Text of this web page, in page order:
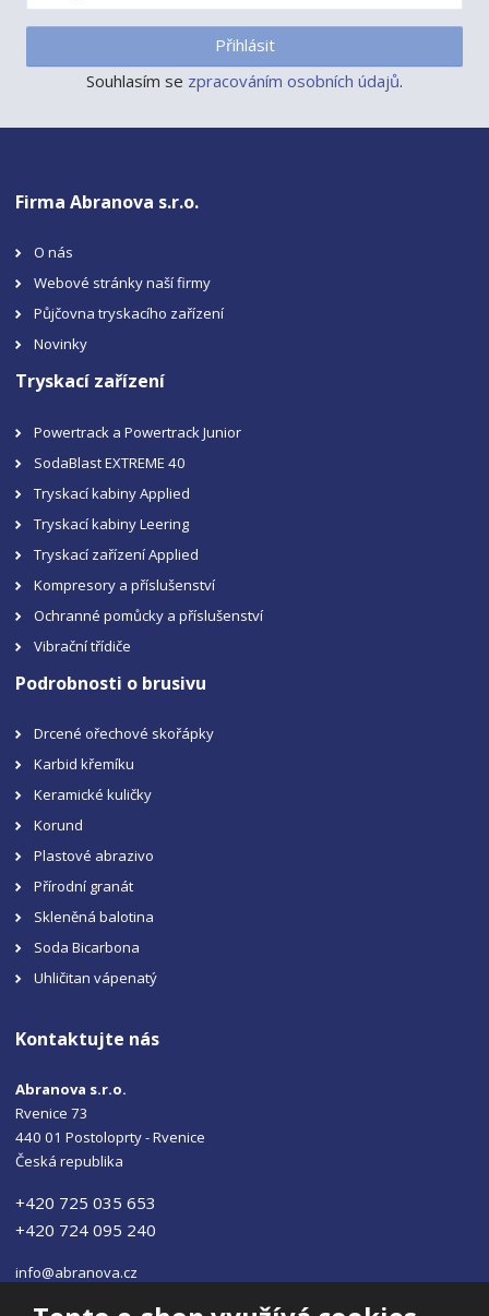
Přihlásit
Souhlasím se zpracováním osobních údajů.
Firma Abranova s.r.o.
O nás
Webové stránky naší firmy
Půjčovna tryskacího zařízení
Novinky
Tryskací zařízení
Powertrack a Powertrack Junior
SodaBlast EXTREME 40
Tryskací kabiny Applied
Tryskací kabiny Leering
Tryskací zařízení Applied
Kompresory a příslušenství
Ochranné pomůcky a příslušenství
Vibrační třídiče
Podrobnosti o brusivu
Drcené ořechové skořápky
Karbid křemíku
Keramické kuličky
Korund
Plastové abrazivo
Přírodní granát
Skleněná balotina
Soda Bicarbona
Uhličitan vápenatý
Kontaktujte nás
Abranova s.r.o.
Rvenice 73
440 01 Postoloprty - Rvenice
Česká republika
+420 725 035 653
+420 724 095 240
info@abranova.cz